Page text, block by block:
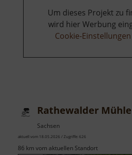
Um dieses Projekt zu
wird hier Werbung
Cookie-
Rathewalder Mühle
Sachsen
aktuell vom 18.05.2026 / Zugriffe: 626
86 km vom aktuellen Standort